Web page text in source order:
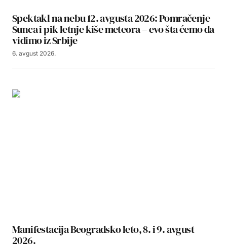
Spektakl na nebu 12. avgusta 2026: Pomračenje
Sunca i pik letnje kiše meteora – evo šta ćemo da
vidimo iz Srbije
6. avgust 2026.
Manifestacija Beogradsko leto, 8. i 9. avgust
2026.